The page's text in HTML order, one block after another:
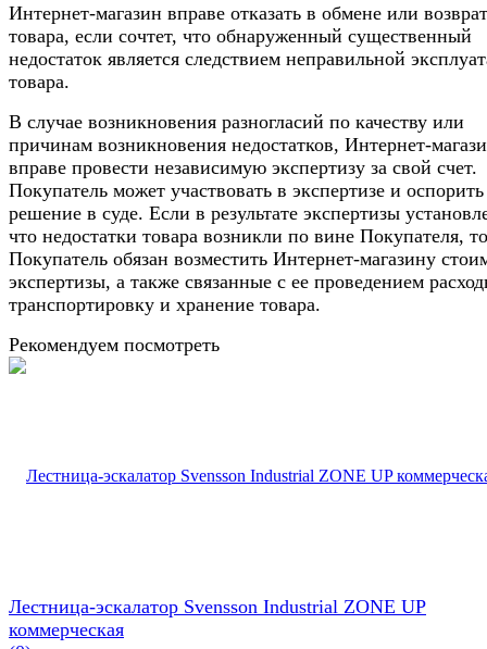
Интернет-магазин вправе отказать в обмене или
товара, если сочтет, что обнаруженный существенный
недостаток является следствием неправильной
товара.
В случае возникновения разногласий по качеству или
причинам возникновения недостатков, Интернет-
вправе провести независимую экспертизу за свой счет.
Покупатель может участвовать в экспертизе и оспорить
решение в суде. Если в результате экспертизы
что недостатки товара возникли по вине Покупателя, то
Покупатель обязан возместить Интернет-магазину
экспертизы, а также связанные с ее проведением
транспортировку и хранение товара.
Рекомендуем посмотреть
Лестница-эскалатор Svensson Industrial ZONE UP
коммерческая